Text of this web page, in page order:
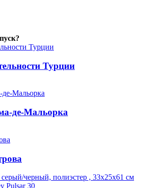
Турции
де-Мальорка
черный, полиэстер , 33х25х61 см
Pulsar 30